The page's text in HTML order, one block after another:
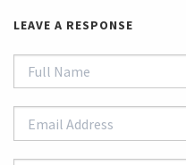
LEAVE A RESPONSE